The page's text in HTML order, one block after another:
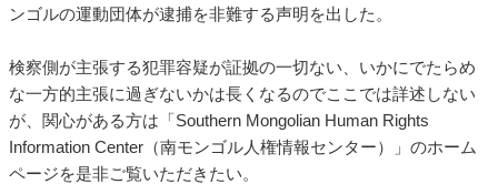
ンゴルの運動団体が逮捕を非難する声明を出した。
検察側が主張する犯罪容疑が証拠の一切ない、いかにでたらめ
な一方的主張に過ぎないかは長くなるのでここでは詳述しない
が、関心がある方は「Southern Mongolian Human Rights
Information Center（南モンゴル人権情報センター）」のホーム
ページを是非ご覧いただきたい。